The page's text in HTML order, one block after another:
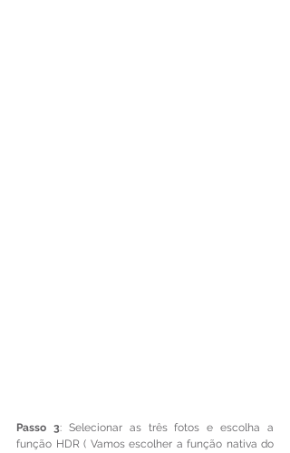
Passo 3: Selecionar as três fotos e escolha a